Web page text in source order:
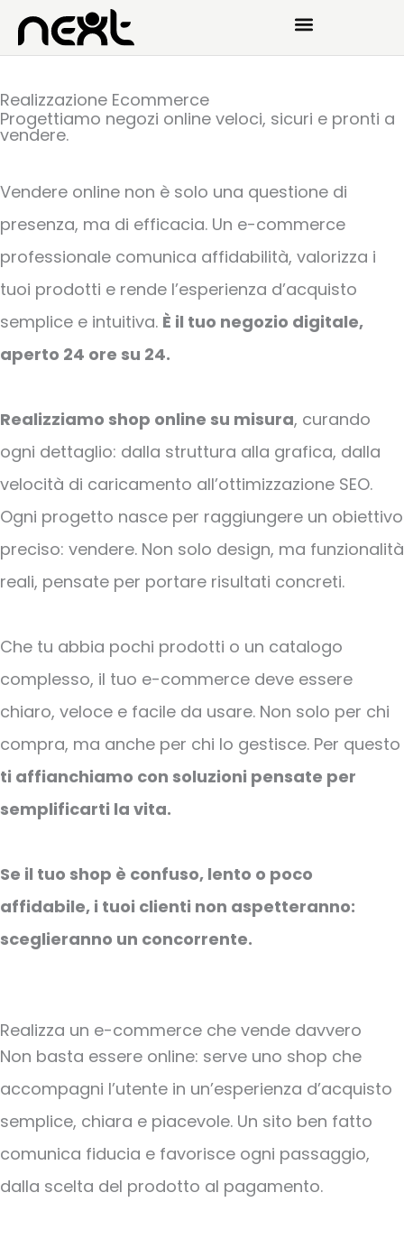
Vai
Realizzazione Ecommerce
Progettiamo negozi online veloci, sicuri e pronti a
vendere.
Vendere online non è solo una questione di
presenza, ma di efficacia. Un e-commerce
professionale comunica affidabilità, valorizza i
tuoi prodotti e rende l’esperienza d’acquisto
semplice e intuitiva. È il tuo negozio digitale,
aperto 24 ore su 24.
Realizziamo shop online su misura, curando
ogni dettaglio: dalla struttura alla grafica, dalla
velocità di caricamento all’ottimizzazione SEO.
Ogni progetto nasce per raggiungere un obiettivo
preciso: vendere. Non solo design, ma funzionalità
reali, pensate per portare risultati concreti.
Che tu abbia pochi prodotti o un catalogo
complesso, il tuo e-commerce deve essere
chiaro, veloce e facile da usare. Non solo per chi
compra, ma anche per chi lo gestisce. Per questo
ti affianchiamo con soluzioni pensate per
semplificarti la vita.
Se il tuo shop è confuso, lento o poco
affidabile, i tuoi clienti non aspetteranno:
sceglieranno un concorrente.
Realizza un e-commerce che vende davvero
Non basta essere online: serve uno shop che
accompagni l’utente in un’esperienza d’acquisto
semplice, chiara e piacevole. Un sito ben fatto
comunica fiducia e favorisce ogni passaggio,
dalla scelta del prodotto al pagamento.